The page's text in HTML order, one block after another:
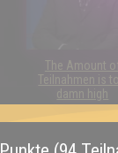
The Amount
Teilnahmen is
damn high